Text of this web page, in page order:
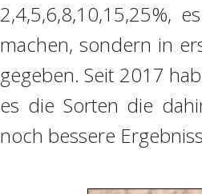
2,4,5,6,8,10,15,25%,
machen, sondern in
gegeben. Seit 2017
es die Sorten die
noch bessere